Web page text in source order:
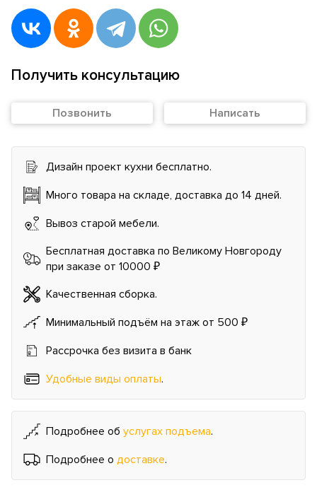
Получить консультацию
Позвонить Написать
Дизайн проект кухни бесплатно.
Много товара на складе, доставка до 14 дней.
Вывоз старой мебели.
Бесплатная доставка по Великому Новгороду
при заказе от 10000 ₽
Качественная сборка.
Минимальный подъём на этаж от 500 ₽
Рассрочка без визита в банк
Удобные виды оплаты.
Подробнее об услугах подъема.
Подробнее о доставке.